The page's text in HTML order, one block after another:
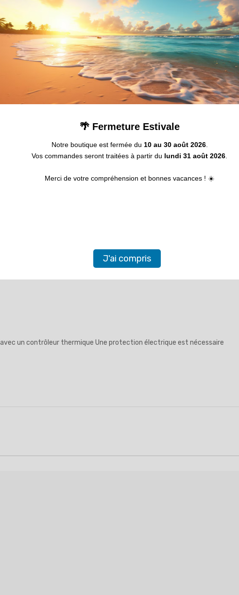
informatique et électrique montage rail DIN
l'apparition de défauts causés par l'humidité et le froid dans le panneau.
dans le panneau.
d'eau créés par condensation et court-circuit, ce qui peut provoquer
électrique approprié à l’intérieur de la carte et de garder la chaleur au-
rapide et homogène à l'intérieur des baies et coffrets informatiques et
les armoires lorsque la température ambiante est trop basse et
ci, qui peut provoquer des effets indésirables sur ses composants,
favoriser la convection et être associé à un thermostat ou hygrostat,
sont adjacents.
d'obtenir une répartition uniforme de la chaleur consiste à incorporer
pas être en contact avec le corps de résistance ni directement avec
un contrôleur thermique Une protection électrique est nécessaire
🌴 Fermeture Estivale
Notre boutique est fermée du 10 au 30 août 2026.
Vos commandes seront traitées à partir du lundi 31 août 2026
Merci de votre compréhension et bonnes vacances ! ☀️
J'ai compris